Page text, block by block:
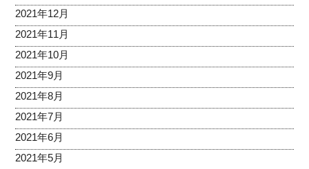
2021年12月
2021年11月
2021年10月
2021年9月
2021年8月
2021年7月
2021年6月
2021年5月